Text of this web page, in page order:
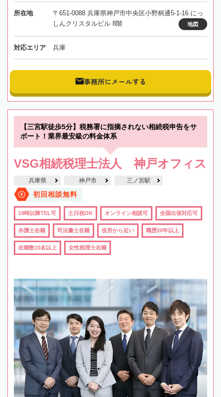
所在地
〒651-0088 兵庫県神戸市中央区小野柄通5-1-16 にっ
しんクリスタルビル 8階
地図
対応エリア 兵庫
事務所にメールする
【三宮駅徒歩5分】税務署に指摘されない相続税申告をサ
ポート！業界最安級の料金体系
VSG相続税理士法人 神戸オフィス
兵庫県 神戸市 三ノ宮駅
初回相談無料
19時以降TEL可 土日祝OK オンライン相談可 全国出張対応可
弁護士在籍 司法書士在籍 役所から近い 職歴20年以上
在籍数10名以上 女性税理士在籍